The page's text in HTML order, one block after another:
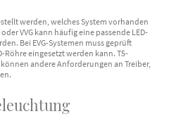
werden, welches System vorhanden
VVG kann häufig eine passende LED-
Bei EVG-Systemen muss geprüft
Röhre eingesetzt werden kann. T5-
andere Anforderungen an Treiber,